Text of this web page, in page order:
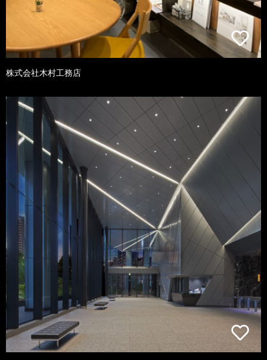
株式会社木村工務店